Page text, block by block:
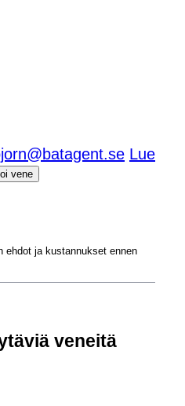
Lue
vene
ehdot ja kustannukset ennen
veneitä